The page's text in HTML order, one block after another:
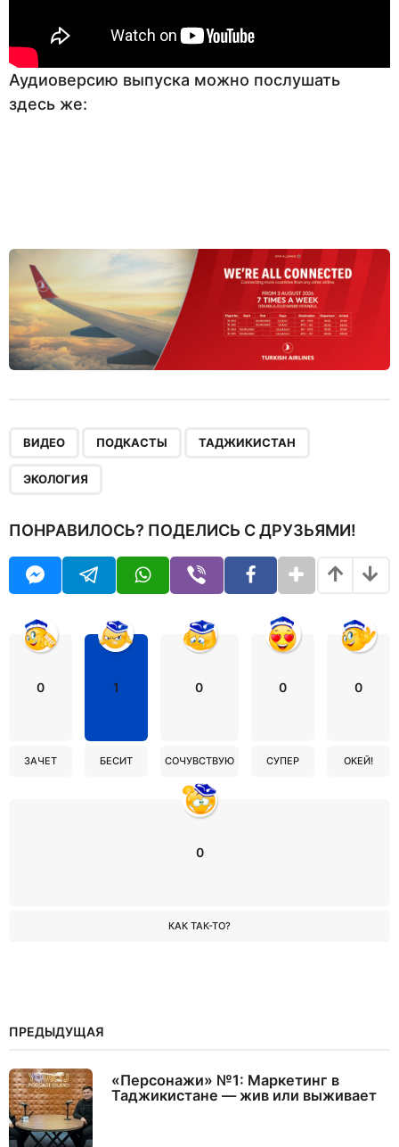
Аудиоверсию выпуска можно послушать
здесь же:
ВИДЕО ПОДКАСТЫ ТАДЖИКИСТАН
ЭКОЛОГИЯ
ПОНРАВИЛОСЬ? ПОДЕЛИСЬ С ДРУЗЬЯМИ!
0
ЗАЧЕТ
1
БЕСИТ
0
СОЧУВСТВУЮ
0
СУПЕР
0
ОКЕЙ!
0
КАК ТАК-ТО?
ПРЕДЫДУЩАЯ
«Персонажи» №1: Маркетинг в
Таджикистане — жив или выживает